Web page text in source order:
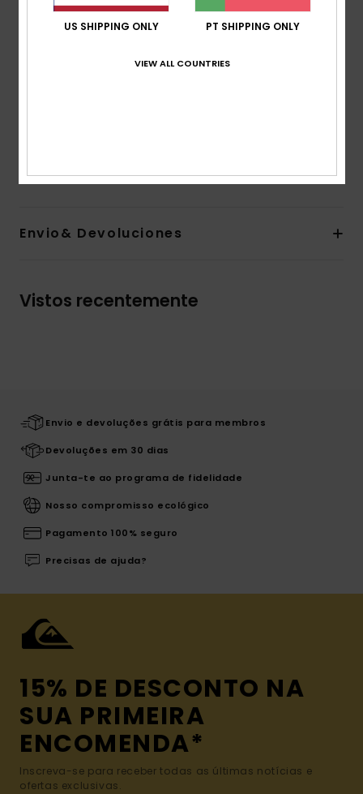
Mangas:Mangas compridas
Bolsos:Bolsos tipo canguru
Envio& Devoluciones
Vistos recentemente
Envio e devoluções grátis para membros
Devoluções em 30 dias
Junta-te ao programa de fidelidade
Nosso compromisso ecológico
Pagamento 100% seguro
Precisas de ajuda?
15% DE DESCONTO NA
SUA PRIMEIRA
ENCOMENDA*
Inscreva-se para receber todas as últimas notícias e
ofertas exclusivas.
US SHIPPING ONLY PT SHIPPING ONLY
VIEW ALL COUNTRIES